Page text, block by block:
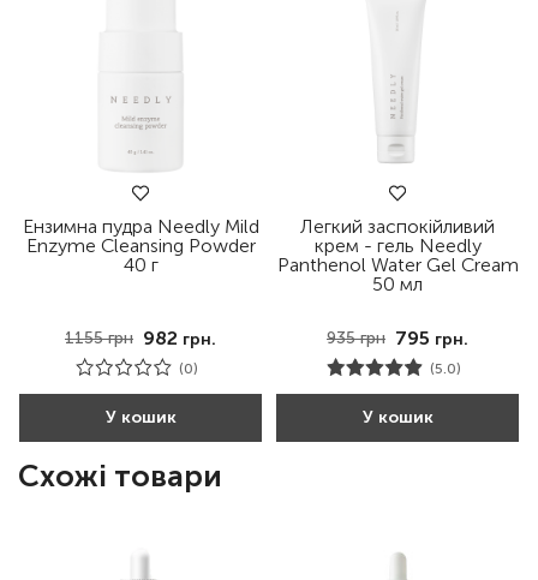
Ензимна пудра Needly Mild
Enzyme Cleansing Powder
40 г
1155грн 982 грн.
(0)
У кошик
Легкий заспокійливий
крем - гель Needly
Panthenol Water Gel Cream
50 мл
935грн 795 грн.
(5.0)
У кошик
Схожі товари